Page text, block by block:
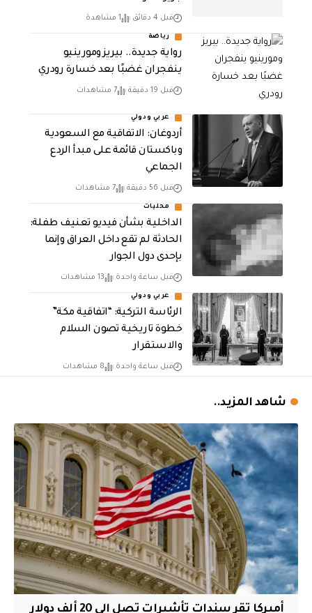
قبل 4 دقائق 1 مشاهدة
رياضة
رواية جديدة.. بيريز ومورينيو
ينفجران غضبًا بعد خسارة رودري
قبل 19 دقيقة 7 مشاهدات
عربي ودولي
أردوغان: الاتفاقية مع السعودية
وباكستان قائمة على مبدأ الردع
الجماعي
قبل 56 دقيقة 7 مشاهدات
محليات
الداخلية بشأن فيديو تعنيف طفلة:
الحادثة لم تقع داخل العراق وإنما
بإحدى دول الجوار
قبل ساعة واحدة 13 مشاهدات
عربي ودولي
الرئاسة التركية: “اتفاقية مكة”
خطوة تاريخية تصون السلام
والاستقرار
قبل ساعة واحدة 8 مشاهدات
شاهد المزيد..
أميركا تقر سندات تأشيرات تصل إلى 20 ألف دولار